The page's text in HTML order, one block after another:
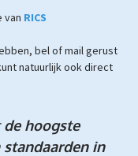
van RICS
bel of mail gerust
natuurlijk ook direct
de hoogste
in